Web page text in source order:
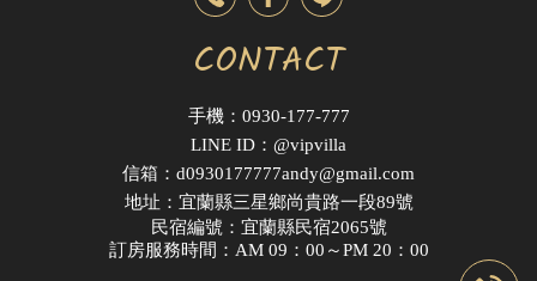
CONTACT
手機：0930-177-777
LINE ID：@vipvilla
信箱：d0930177777andy@gmail.com
地址：宜蘭縣三星鄉尚貴路一段89號
民宿編號：宜蘭縣民宿2065號
訂房服務時間：AM 09：00～PM 20：00